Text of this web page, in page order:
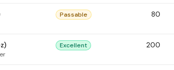
Passable 80
Excellent 200